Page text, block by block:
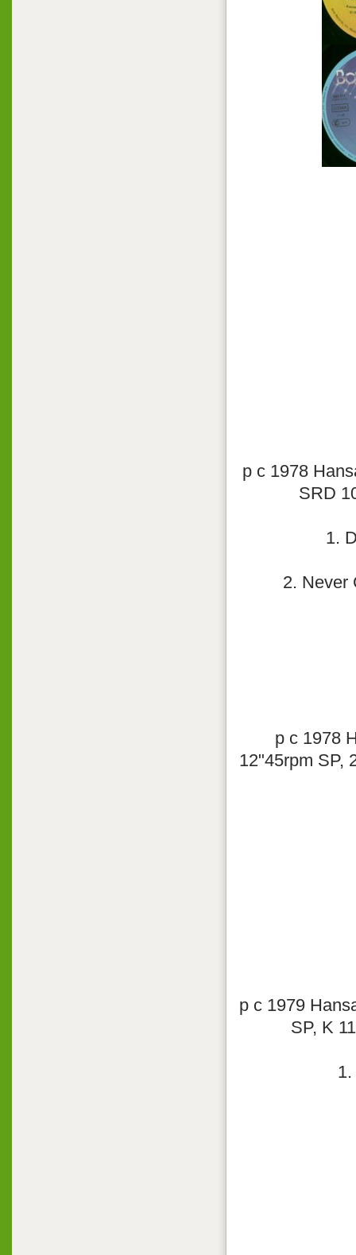
p с 1978
SRD
1.
2. Never
p с 1978
12"45rpm SP,
p с 1979
SP, K